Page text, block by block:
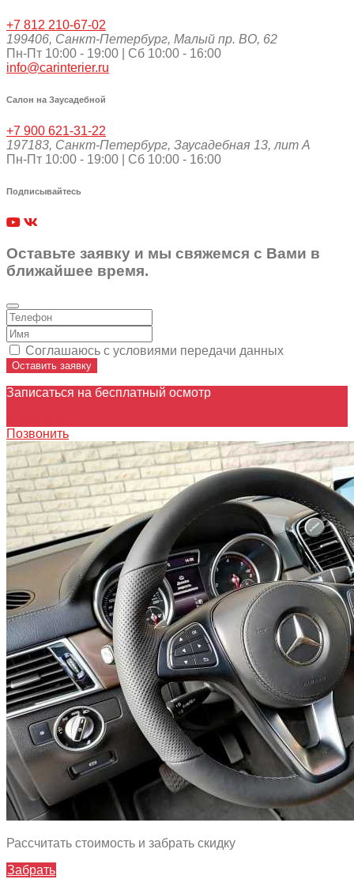
+7 812 210-67-02
199406, Санкт-Петербург, Малый пр. ВО, 62
Пн-Пт 10:00 - 19:00 | Сб 10:00 - 16:00
info@carinterier.ru
Салон на Заусадебной
+7 900 621-31-22
197183, Санкт-Петербург, Заусадебная 13, лит А
Пн-Пт 10:00 - 19:00 | Сб 10:00 - 16:00
Подписывайтесь
Оставьте заявку и мы свяжемся с Вами в
ближайшее время.
Соглашаюсь с условиями передачи данных
Оставить заявку
Записаться на бесплатный осмотр
Позвонить
Рассчитать стоимость и забрать скидку
Забрать